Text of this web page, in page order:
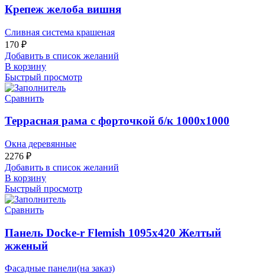
Крепеж желоба вишня
Сливная система крашеная
170 ₽
Добавить в список желаний
В корзину
Быстрый просмотр
Сравнить
Террасная рама с форточкой б/к 1000х1000
Окна деревянные
2276 ₽
Добавить в список желаний
В корзину
Быстрый просмотр
Сравнить
Панель Docke-r Flemish 1095х420 Желтый
жженый
Фасадные панели(на заказ)